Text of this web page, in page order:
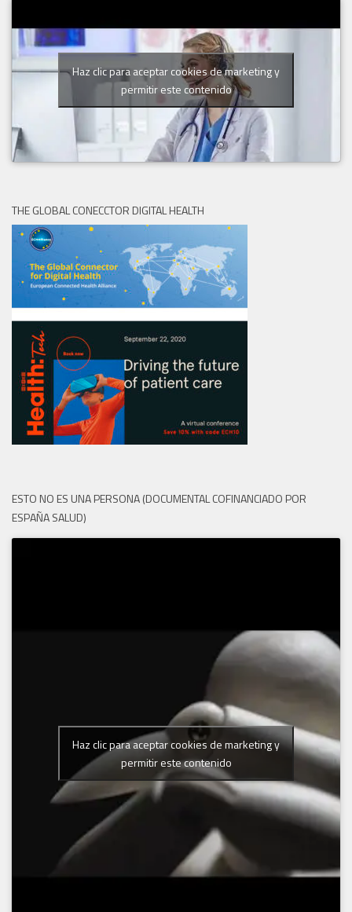
Haz clic para aceptar cookies de marketing y
permitir este contenido
THE GLOBAL CONECCTOR DIGITAL HEALTH
ESTO NO ES UNA PERSONA (DOCUMENTAL COFINANCIADO POR
ESPAÑA SALUD)
Haz clic para aceptar cookies de marketing y
permitir este contenido